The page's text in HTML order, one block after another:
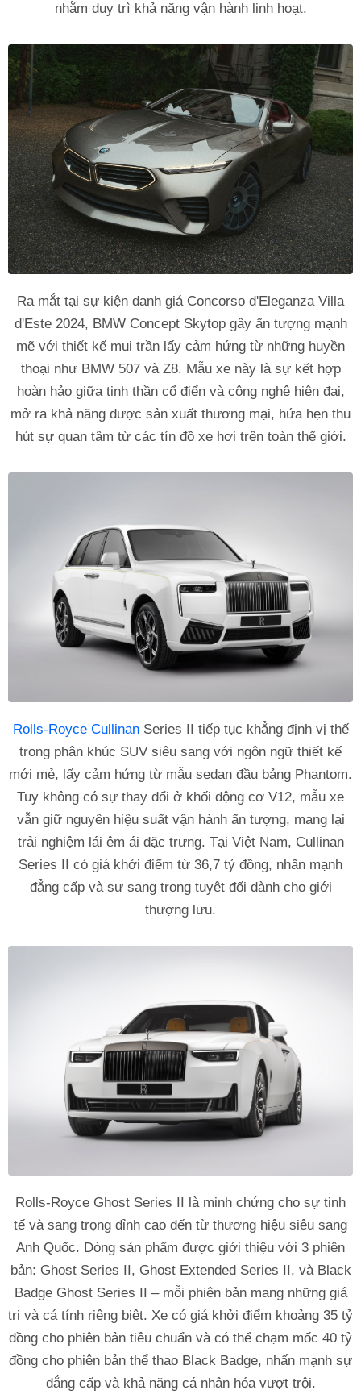
nhằm duy trì khả năng vận hành linh hoạt.
Ra mắt tại sự kiện danh giá Concorso d'Eleganza Villa
d'Este 2024, BMW Concept Skytop gây ấn tượng mạnh
mẽ với thiết kế mui trần lấy cảm hứng từ những huyền
thoại như BMW 507 và Z8. Mẫu xe này là sự kết hợp
hoàn hảo giữa tinh thần cổ điển và công nghệ hiện đại,
mở ra khả năng được sản xuất thương mại, hứa hẹn thu
hút sự quan tâm từ các tín đồ xe hơi trên toàn thế giới.
Rolls-Royce CullinanSeries II tiếp tục khẳng định vị thế
trong phân khúc SUV siêu sang với ngôn ngữ thiết kế
mới mẻ, lấy cảm hứng từ mẫu sedan đầu bảng Phantom.
Tuy không có sự thay đổi ở khối động cơ V12, mẫu xe
vẫn giữ nguyên hiệu suất vận hành ấn tượng, mang lại
trải nghiệm lái êm ái đặc trưng. Tại Việt Nam, Cullinan
Series II có giá khởi điểm từ 36,7 tỷ đồng, nhấn mạnh
đẳng cấp và sự sang trọng tuyệt đối dành cho giới
thượng lưu.
Rolls-Royce Ghost Series II là minh chứng cho sự tinh
tế và sang trọng đỉnh cao đến từ thương hiệu siêu sang
Anh Quốc. Dòng sản phẩm được giới thiệu với 3 phiên
bản: Ghost Series II, Ghost Extended Series II, và Black
Badge Ghost Series II – mỗi phiên bản mang những giá
trị và cá tính riêng biệt. Xe có giá khởi điểm khoảng 35 tỷ
đồng cho phiên bản tiêu chuẩn và có thể chạm mốc 40 tỷ
đồng cho phiên bản thể thao Black Badge, nhấn mạnh sự
đẳng cấp và khả năng cá nhân hóa vượt trội.